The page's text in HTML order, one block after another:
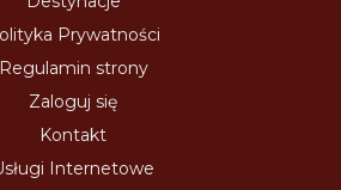
Prywatności
Regulamin strony
Zaloguj się
Kontakt
Internetowe